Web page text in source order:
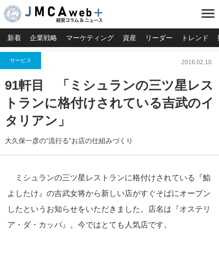
menu
新着 企業戦略 マーケティング 資産 リーダー トレンド
サービス 2016.02.10
91軒目 「ミシュランの三ツ星レス
トランに格付けされている吉武のイ
タリアン」
大久保一彦の“流行る”お店の仕組みづくり
ミシュランの三ツ星レストランに格付けされている『鮨
よしたけ』の吉武女将から新しい店がすぐそばにオープン
したというお知らせをいただきました。店名は『オステリ
ア・ダ・カッパ』。今ではとても人気店です。